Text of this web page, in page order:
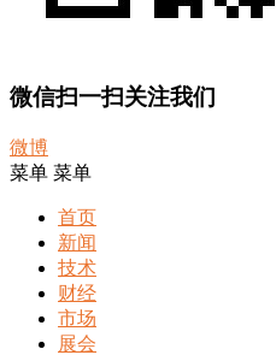
微信扫一扫关注我们
微博
菜单 菜单
首页
新闻
技术
财经
市场
展会